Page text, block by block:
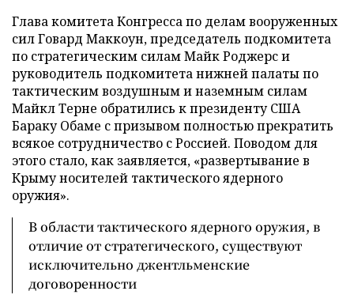
Глава комитета Конгресса по делам вооруженных
сил Говард Маккоун, председатель подкомитета
по стратегическим силам Майк Роджерс и
руководитель подкомитета нижней палаты по
тактическим воздушным и наземным силам
Майкл Терне обратились к президенту США
Бараку Обаме с призывом полностью прекратить
всякое сотрудничество с Россией. Поводом для
этого стало, как заявляется, «развертывание в
Крыму носителей тактического ядерного
оружия».
В области тактического ядерного оружия, в
отличие от стратегического, существуют
исключительно джентльменские
договоренности